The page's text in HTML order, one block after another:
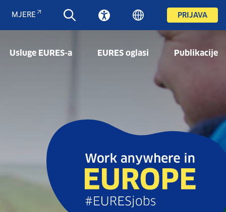
MJERE PRIJAVA
Usluge EURES-a EURES oglasi Publikacije